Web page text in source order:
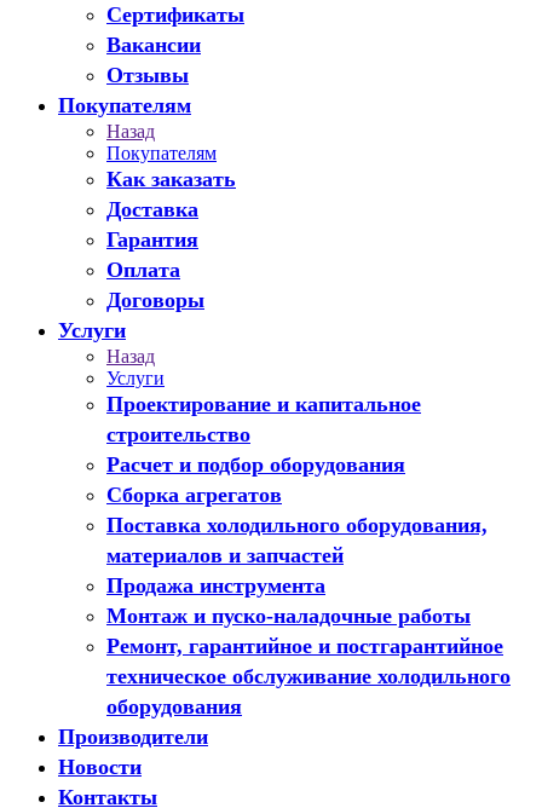
Сертификаты
Вакансии
Отзывы
Покупателям
Назад
Покупателям
Как заказать
Доставка
Гарантия
Оплата
Договоры
Услуги
Назад
Услуги
Проектирование и капитальное
строительство
Расчет и подбор оборудования
Сборка агрегатов
Поставка холодильного оборудования,
материалов и запчастей
Продажа инструмента
Монтаж и пуско-наладочные работы
Ремонт, гарантийное и постгарантийное
техническое обслуживание холодильного
оборудования
Производители
Новости
Контакты